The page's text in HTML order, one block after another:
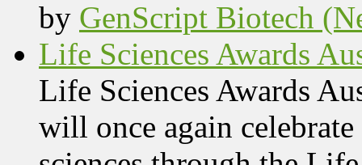
by GenScript Biotech
Life Sciences Awards
Life Sciences Awards
will once again